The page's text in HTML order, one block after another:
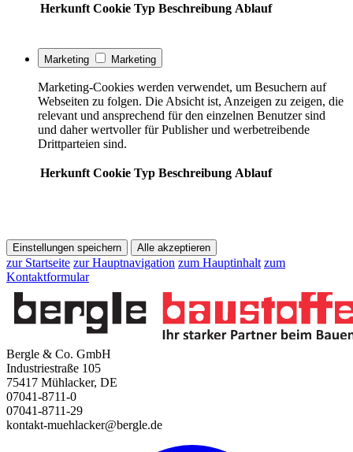
Herkunft Cookie Typ Beschreibung Ablauf
Marketing Marketing
Marketing-Cookies werden verwendet, um Besuchern auf
Webseiten zu folgen. Die Absicht ist, Anzeigen zu zeigen, die
relevant und ansprechend für den einzelnen Benutzer sind
und daher wertvoller für Publisher und werbetreibende
Drittparteien sind.
Herkunft Cookie Typ Beschreibung Ablauf
Einstellungen speichern Alle akzeptieren
zur Startseite zur Hauptnavigation zum Hauptinhalt zum
Kontaktformular
Bergle & Co. GmbH
Industriestraße 105
75417 Mühlacker, DE
07041-8711-0
07041-8711-29
kontakt-muehlacker@bergle.de